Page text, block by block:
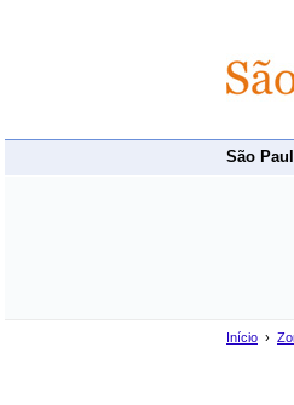
São
Início ›